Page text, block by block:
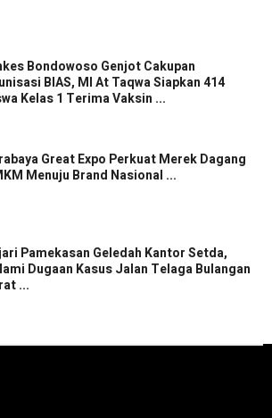
Bondowoso Genjot Cakupan
BIAS, MI At Taqwa Siapkan 414
Kelas 1 Terima Vaksin ...
Great Expo Perkuat Merek Dagang
Menuju Brand Nasional ...
Pamekasan Geledah Kantor Setda,
Dugaan Kasus Jalan Telaga Bulangan
...